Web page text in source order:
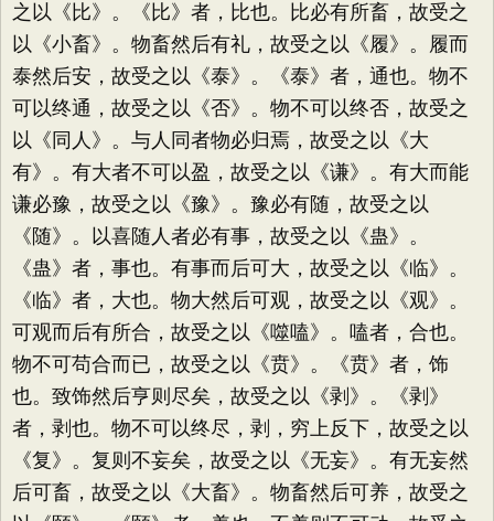
之以《比》。《比》者，比也。比必有所畜，故受之
以《小畜》。物畜然后有礼，故受之以《履》。履而
泰然后安，故受之以《泰》。《泰》者，通也。物不
可以终通，故受之以《否》。物不可以终否，故受之
以《同人》。与人同者物必归焉，故受之以《大
有》。有大者不可以盈，故受之以《谦》。有大而能
谦必豫，故受之以《豫》。豫必有随，故受之以
《随》。以喜随人者必有事，故受之以《蛊》。
《蛊》者，事也。有事而后可大，故受之以《临》。
《临》者，大也。物大然后可观，故受之以《观》。
可观而后有所合，故受之以《噬嗑》。嗑者，合也。
物不可苟合而已，故受之以《贲》。《贲》者，饰
也。致饰然后亨则尽矣，故受之以《剥》。《剥》
者，剥也。物不可以终尽，剥，穷上反下，故受之以
《复》。复则不妄矣，故受之以《无妄》。有无妄然
后可畜，故受之以《大畜》。物畜然后可养，故受之